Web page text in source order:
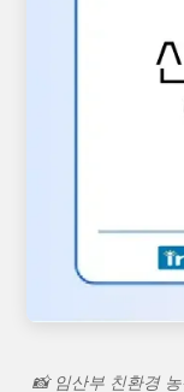
📸 임산부 친환경